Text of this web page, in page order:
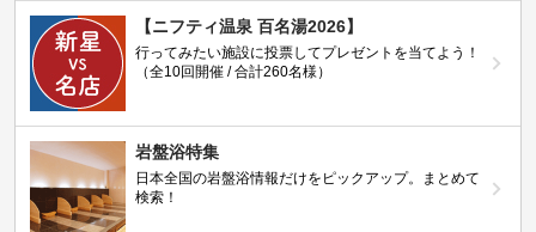
【ニフティ温泉 百名湯2026】
行ってみたい施設に投票してプレゼントを当てよう！
（全10回開催 / 合計260名様）
岩盤浴特集
日本全国の岩盤浴情報だけをピックアップ。まとめて
検索！